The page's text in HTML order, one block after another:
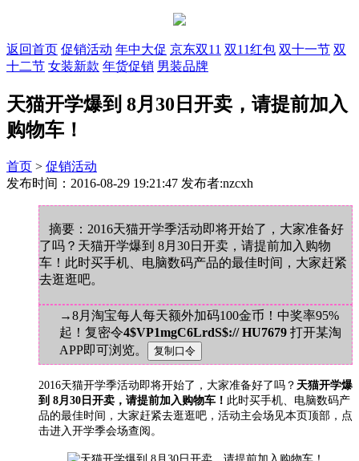
返回首页 促销活动 年中大促 京东双11 双11红包 双十一节 双
十二节 女装新款 年货促销 男装品牌
天猫开学爆到 8月30日开卖，请提前加入
购物车！
首页 > 促销活动
发布时间：2016-08-29 19:21:47 发布者:nzcxh
摘要：2016天猫开学季活动即将开始了，大家准备好
了吗？天猫开学爆到 8月30日开卖，请提前加入购物
车！此时买手机、电脑数码产品的最佳时间，大家赶紧
去逛逛吧。
→8月淘宝每人每天额外加码100金币！中奖率95%
起！复密令4$VP1mgC6LrdS$:// HU7679 打开某淘
APP即可浏览。
2016天猫开学季活动即将开始了，大家准备好了吗？ 天猫开学爆
到 8月30日开卖，请提前加入购物车！ 此时买手机、电脑数码产
品的最佳时间，大家赶紧去逛逛吧，活动主会场见本页顶部，点
击进入开学季会场查阅。